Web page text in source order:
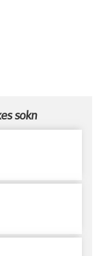
sokn